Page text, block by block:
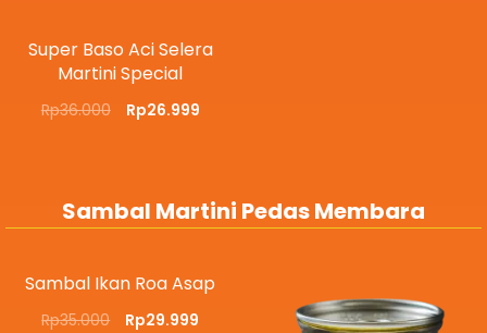
Super Baso Aci Selera
Martini Special
Rp36.000 Rp26.999
Sambal Martini Pedas Membara
Sambal Ikan Roa Asap
Rp35.000 Rp29.999